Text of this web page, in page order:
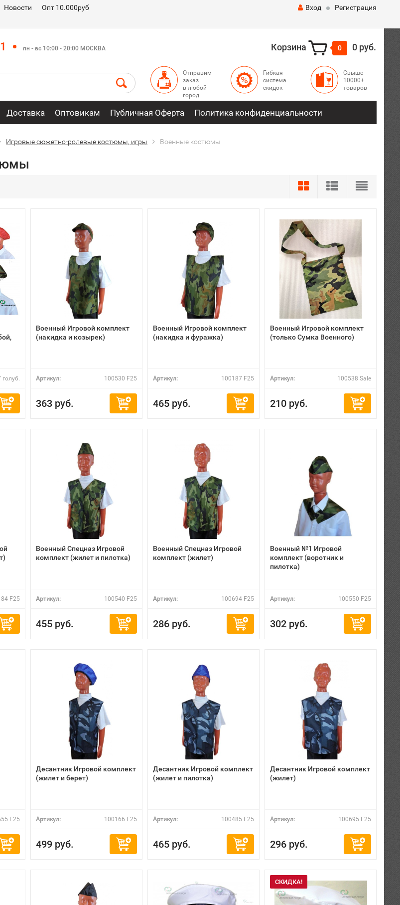
Новости
Опт 10.000руб
Вход Регистрация
пн - вс 10:00 - 20:00 МОСКВА Корзина 0 0 руб.
Отправим
заказ
в любой
город
Гибкая
система
скидок
Свыше
10000+
товаров
Доставка Оптовикам Публичная Оферта Политика конфиденциальности
Игровые сюжетно-ролевые костюмы, игры Военные костюмы
голуб.
Военный Игровой комплект
(накидка и козырек)
Артикул: 100530 F25
363 руб.
Военный Игровой комплект
(накидка и фуражка)
Артикул: 100187 F25
465 руб.
Военный Игровой комплект
(только Сумка Военного)
Артикул: 100538 Sale
210 руб.
F25
Военный Спецназ Игровой
комплект (жилет и пилотка)
Артикул: 100540 F25
455 руб.
Военный Спецназ Игровой
комплект (жилет)
Артикул: 100694 F25
286 руб.
Военный №1 Игровой
комплект (воротник и
пилотка)
Артикул: 100550 F25
302 руб.
F25
Десантник Игровой комплект
(жилет и берет)
Артикул: 100166 F25
499 руб.
Десантник Игровой комплект
(жилет и пилотка)
Артикул: 100485 F25
465 руб.
Десантник Игровой комплект
(жилет)
Артикул: 100695 F25
296 руб.
СКИДКА!